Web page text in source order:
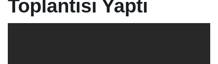
Toplantısı Yaptı